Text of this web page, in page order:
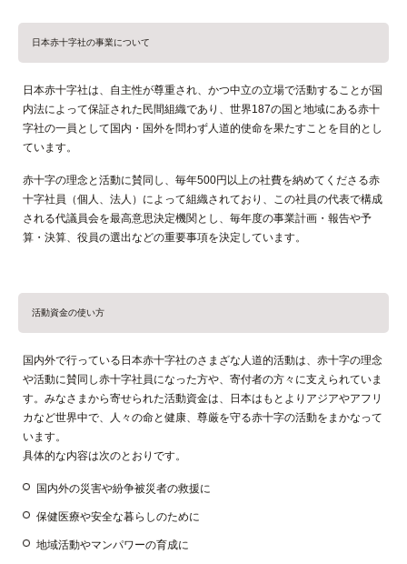
日本赤十字社の事業について
日本赤十字社は、自主性が尊重され、かつ中立の立場で活動することが国
内法によって保証された民間組織であり、世界187の国と地域にある赤十
字社の一員として国内・国外を問わず人道的使命を果たすことを目的とし
ています。
赤十字の理念と活動に賛同し、毎年500円以上の社費を納めてくださる赤
十字社員（個人、法人）によって組織されており、この社員の代表で構成
される代議員会を最高意思決定機関とし、毎年度の事業計画・報告や予
算・決算、役員の選出などの重要事項を決定しています。
活動資金の使い方
国内外で行っている日本赤十字社のさまざな人道的活動は、赤十字の理念
や活動に賛同し赤十字社員になった方や、寄付者の方々に支えられていま
す。みなさまから寄せられた活動資金は、日本はもとよりアジアやアフリ
カなど世界中で、人々の命と健康、尊厳を守る赤十字の活動をまかなって
います。
具体的な内容は次のとおりです。
国内外の災害や紛争被災者の救援に
保健医療や安全な暮らしのために
地域活動やマンパワーの育成に